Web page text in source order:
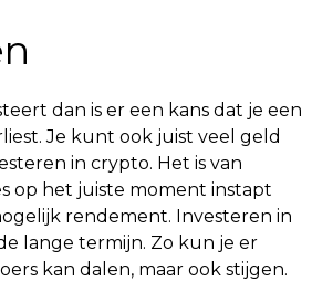
dan is er een kans dat je een
Je kunt ook juist veel geld
in crypto. Het is van
op het juiste moment instapt
rendement. Investeren in
lange termijn. Zo kun je er
kan dalen, maar ook stijgen.